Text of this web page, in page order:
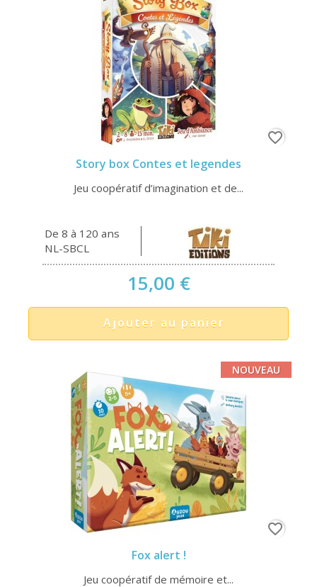
Story box Contes et legendes
Jeu coopératif d’imagination et de...
De 8 à 120 ans
NL-SBCL
15,00 €
Ajouter au panier
favorite_border
Fox alert !
Jeu coopératif de mémoire et...
NOUVEAU
favorite_border